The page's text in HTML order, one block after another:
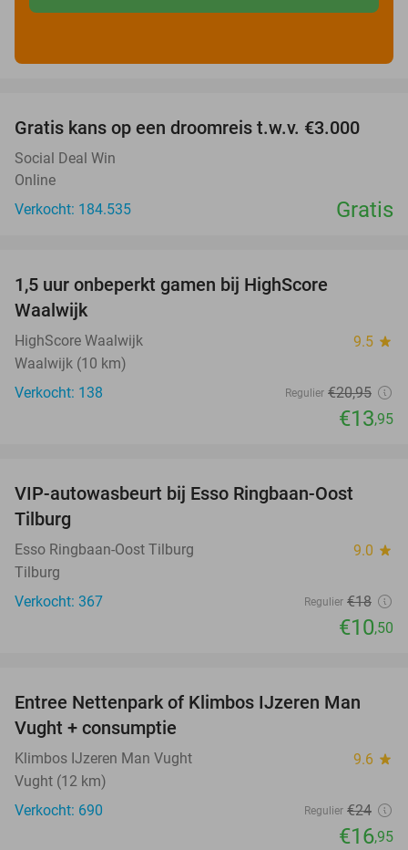
Gratis kans op een droomreis t.w.v. €3.000
Social Deal Win
Online
Verkocht: 184.535
Gratis
1,5 uur onbeperkt gamen bij HighScore
Waalwijk
HighScore Waalwijk 9.5 star
Waalwijk (10 km)
Verkocht: 138
Regulier €20,95
€13,95
42%
VIP-autowasbeurt bij Esso Ringbaan-Oost
Tilburg
Esso Ringbaan-Oost Tilburg 9.0 star
Tilburg
Verkocht: 367
Regulier €18
€10,50
29%
Entree Nettenpark of Klimbos IJzeren Man
Vught + consumptie
Klimbos IJzeren Man Vught 9.6 star
Vught (12 km)
Verkocht: 690
Regulier €24
€16,95